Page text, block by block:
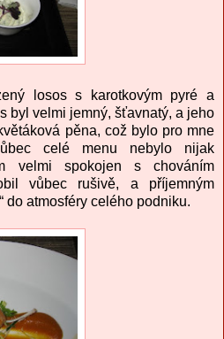
losos s karotkovým pyré a
byl velmi jemný, šťavnatý, a jeho
pěna, což bylo pro mne
celé menu nebylo nijak
velmi spokojen s chováním
vůbec rušivě, a příjemným
do atmosféry celého podniku.